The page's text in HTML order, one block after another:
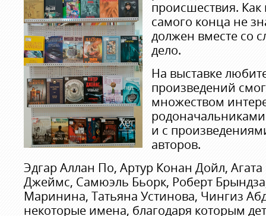
происшествия. Как
самого конца не
должен вместе со
дело.
На выставке
произведений
множеством
и с
авторов.
Эдгар Аллан По, Артур Конан Дойл,
Джеймс, Самюэль Бьорк, Роберт
Маринина, Татьяна Устинова, Чингиз
некоторые имена, благодаря которым